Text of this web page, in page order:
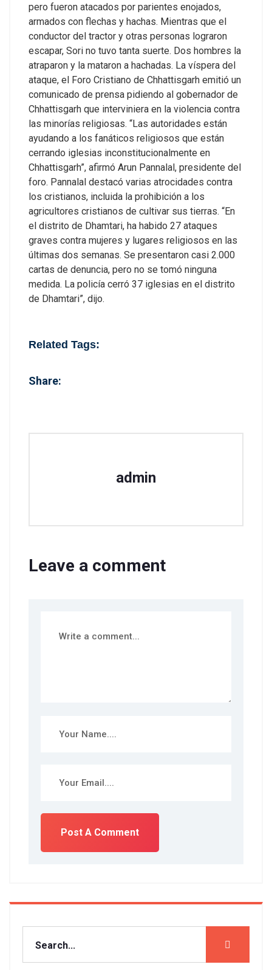
pero fueron atacados por parientes enojados,
armados con flechas y hachas. Mientras que el
conductor del tractor y otras personas lograron
escapar, Sori no tuvo tanta suerte. Dos hombres la
atraparon y la mataron a hachadas. La víspera del
ataque, el Foro Cristiano de Chhattisgarh emitió un
comunicado de prensa pidiendo al gobernador de
Chhattisgarh que interviniera en la violencia contra
las minorías religiosas. “Las autoridades están
ayudando a los fanáticos religiosos que están
cerrando iglesias inconstitucionalmente en
Chhattisgarh”, afirmó Arun Pannalal, presidente del
foro. Pannalal destacó varias atrocidades contra
los cristianos, incluida la prohibición a los
agricultores cristianos de cultivar sus tierras. “En
el distrito de Dhamtari, ha habido 27 ataques
graves contra mujeres y lugares religiosos en las
últimas dos semanas. Se presentaron casi 2.000
cartas de denuncia, pero no se tomó ninguna
medida. La policía cerró 37 iglesias en el distrito
de Dhamtari”, dijo.
Related Tags:
Share:
admin
Leave a comment